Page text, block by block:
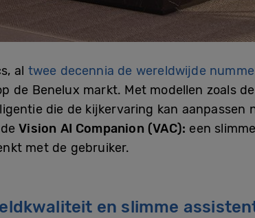
al twee decennia de wereldwijde
de Benelux markt. Met modellen zoals
die de kijkervaring kan aanpassen
deVision AI Companion (VAC): een
met de gebruiker.
en slimme